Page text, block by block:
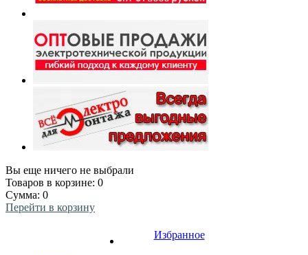
Вы еще ничего не выбрали
Товаров в корзине: 0
Сумма: 0
Перейти в корзину
Избранное